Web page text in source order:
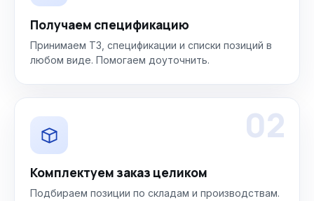
Получаем спецификацию
Принимаем ТЗ, спецификации и списки позиций в
любом виде. Помогаем доуточнить.
02
Комплектуем заказ целиком
Подбираем позиции по складам и производствам.